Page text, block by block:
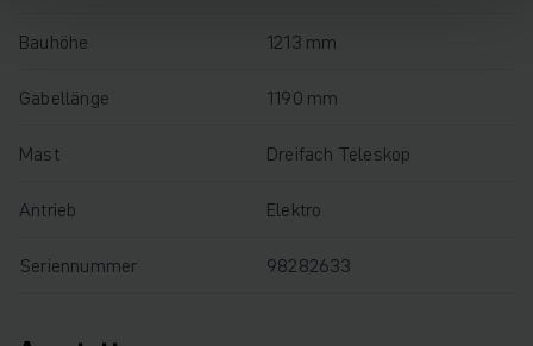
Bauhöhe 1213 mm
Gabellänge 1190 mm
Mast Dreifach Teleskop
Antrieb Elektro
Seriennummer 98282633